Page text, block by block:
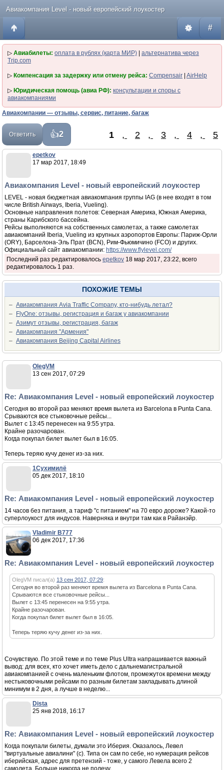
Авиакомпания Level - новый европейский лоукостер
#
▷ Авиабилеты: оплата в рублях (карта МИР)
альтернатива через
Trip.com
▷ Компенсация за задержку или отмену рейса: Compensair AirHelp
▷ Юридическая помощь (авиа РФ): консультации и споры с
авиакомпаниями
Авиакомпании — отзывы, сервис, питание, багаж
Ответить 2 1 , 2 , 3 , 4 , 5
epetkov
17 мар 2017, 18:49
Авиакомпания Level - новый европейский лоукостер
LEVEL - новая бюджетная авиакомпания группы IAG (в нее входят в том
числе British Airways, Iberia, Vueling).
Основные направления полетов: Северная Америка, Южная Америка,
страны Карибского бассейна.
Рейсы выполняются на собственных самолетах, а также самолетах
авиакомпаний Iberia, Vueling из крупных аэропортов Европы: Париж-Орли
(ORY), Барселона-Эль Прат (BCN), Рим-Фьюмичино (FCO) и других.
Официальный сайт авиакомпании: https://www.flylevel.com/
Последний раз редактировалось epetkov 18 мар 2017, 23:22, всего
редактировалось 1 раз.
ПОХОЖИЕ ТЕМЫ
– Авиакомпания Avia Traffic Company, кто-нибудь летал?
–
FlyOne: отзывы, регистрация и багаж у авиакомпании
– Азимут отзывы, регистрация, багаж
– Авиакомпания "Армения"
– Авиакомпания Beijing Capital Airlines
OlegVM
13 сен 2017, 07:29
Re: Авиакомпания Level - новый европейский лоукостер
Сегодня во второй раз меняют время вылета из Barcelona в Punta Cana.
Срываются все стыковочные рейсы...
Вылет с 13:45 перенесен на 9:55 утра.
Крайне разочарован.
Когда покупал билет вылет был в 16:05.
Теперь теряю кучу денег из-за них.
1Сухимилё
05 дек 2017, 18:10
Re: Авиакомпания Level - новый европейский лоукостер
14 часов без питания, а тариф "с питанием" на 70 евро дороже? Какой-то
суперлоукост для индусов. Наверняка и внутри там как в Райанэйр.
Vladimir B777
06 дек 2017, 17:36
Re: Авиакомпания Level - новый европейский лоукостер
OlegVM писал(а) 13 сен 2017, 07:29:
Сегодня во второй раз меняют время вылета из Barcelona в Punta Cana.
Срываются все стыковочные рейсы...
Вылет с 13:45 перенесен на 9:55 утра.
Крайне разочарован.
Когда покупал билет вылет был в 16:05.
Теперь теряю кучу денег из-за них.
Сочувствую. По этой теме и по теме Plus Ultra напрашивается важный
вывод: для всех, кто хочет иметь дело с дальнемагистральной
авиакомпанией с очень маленьким флотом, промежуток времени между
нестыковочными рейсами по разным билетам закладывать длиной
минимум в 2 дня, а лучше в неделю...
Dista
25 янв 2018, 16:17
Re: Авиакомпания Level - новый европейский лоукостер
Когда покупали билеты, думали это Иберия. Оказалось, Левел
"виртуальные авиалини" (с). Типа он сам по себе, но нумерация рейсов
иберийская, адрес для претензий - тоже, у самого Левела всего 2
самолета. Больше никогда не полечу.